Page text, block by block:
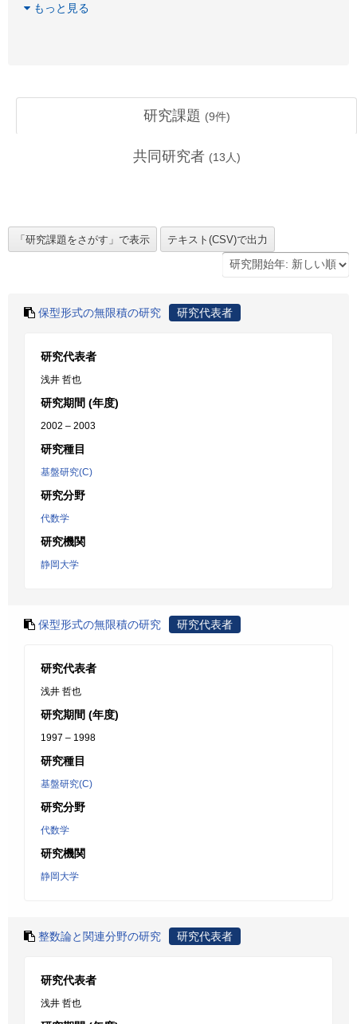
もっと見る
研究課題 (9件)
共同研究者 (13 人)
保型形式の無限積の研究 研究代表者
研究代表者
浅井 哲也
研究期間 (年度)
2002 – 2003
研究種目
基盤研究(C)
研究分野
代数学
研究機関
静岡大学
保型形式の無限積の研究 研究代表者
研究代表者
浅井 哲也
研究期間 (年度)
1997 – 1998
研究種目
基盤研究(C)
研究分野
代数学
研究機関
静岡大学
整数論と関連分野の研究 研究代表者
研究代表者
浅井 哲也